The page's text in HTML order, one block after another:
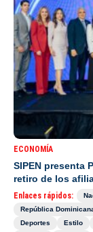
ECONOMÍA
SIPEN presenta
retiro de los
Enlaces rápidos:
República
Deportes
Estilo